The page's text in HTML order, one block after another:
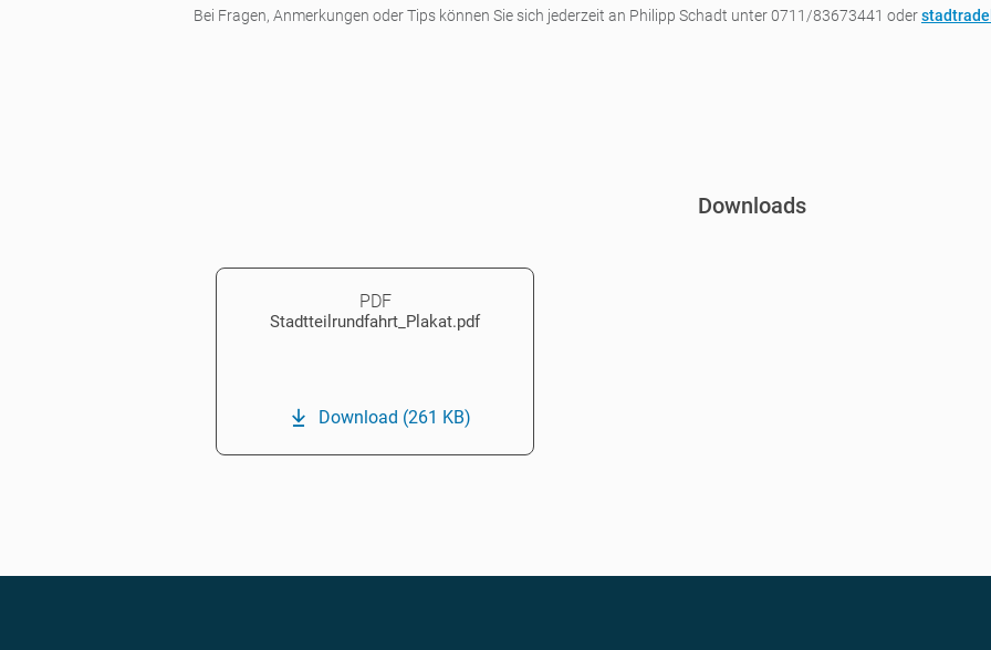
Bei Fragen, Anmerkungen oder Tips können Sie sich jederzeit an Philipp Schadt unter 0711/83673441 oder
Downloads
PDF
Stadtteilrundfahrt_Plakat.pdf
Download (261 KB)